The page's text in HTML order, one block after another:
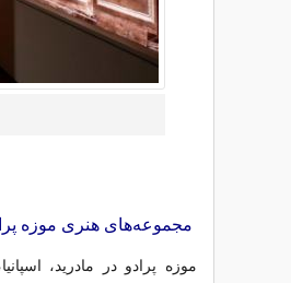
مجموعه‌های هنری موزه
موزه پرادو در مادرید،